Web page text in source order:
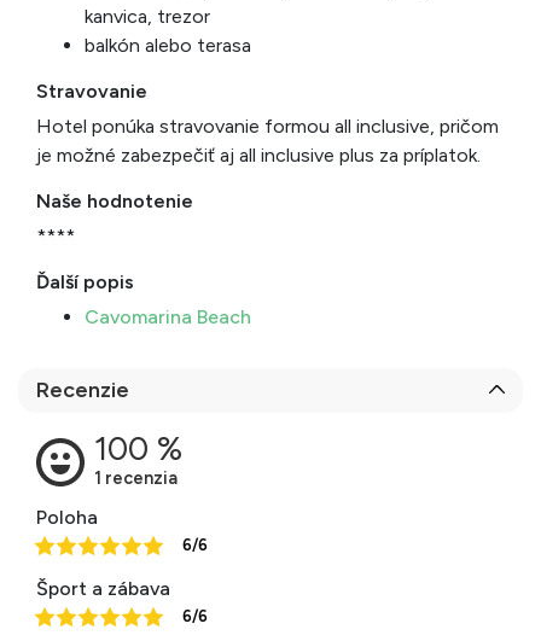
kanvica, trezor
balkón alebo terasa
Stravovanie
Hotel ponúka stravovanie formou all inclusive, pričom
je možné zabezpečiť aj all inclusive plus za príplatok.
Naše hodnotenie
****
Ďalší popis
Cavomarina Beach
Recenzie
Poloha
6/6
Šport a zábava
6/6